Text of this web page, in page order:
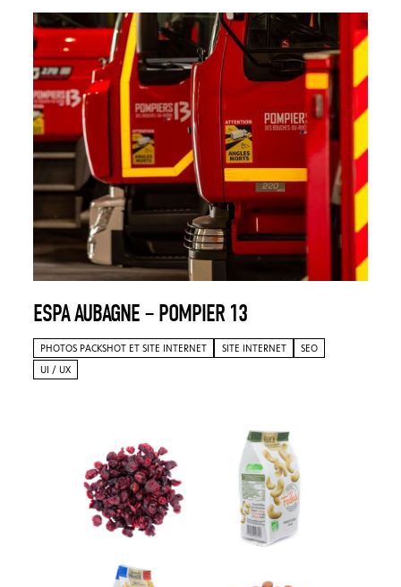
ESPA AUBAGNE – POMPIER 13
PHOTOS PACKSHOT ET SITE INTERNET SITE INTERNET
SEO
UI / UX